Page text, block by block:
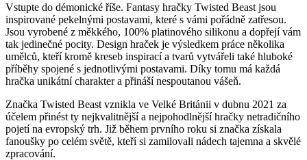
Vstupte do démonické říše. Fantasy hračky Twisted Beast jsou
inspirované pekelnými postavami, které s vámi pořádně zatřesou.
Jsou vyrobené z měkkého, 100% platinového silikonu a dopřejí vám
tak jedinečné pocity. Design hraček je výsledkem práce několika
umělců, kteří kromě kreseb inspirací a tvarů vytvářeli také hluboké
příběhy spojené s jednotlivými postavami. Díky tomu má každá
hračka unikátní charakter a přináší nespoutanou vášeň.
Značka Twisted Beast vznikla ve Velké Británii v dubnu 2021 za
účelem přinést ty nejkvalitnější a nejpohodlnější hračky netradičního
pojetí na evropský trh. Již během prvního roku si značka získala
fanoušky po celém světě, kteří si zamilovali nádech tajemna a skvělé
zpracování.